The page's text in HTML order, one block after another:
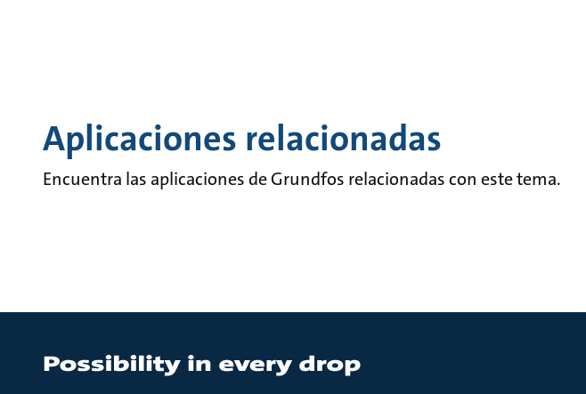
Aplicaciones relacionadas
Encuentra las aplicaciones de Grundfos relacionadas con este tema.